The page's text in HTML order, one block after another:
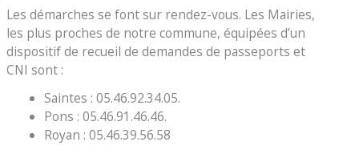
Les démarches se font sur rendez-vous. Les Mairies,
les plus proches de notre commune, équipées d’un
dispositif de recueil de demandes de passeports et
CNI sont :
Saintes : 05.46.92.34.05.
Pons : 05.46.91.46.46.
Royan : 05.46.39.56.58